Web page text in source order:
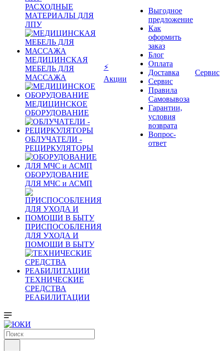
РАСХОДНЫЕ
МАТЕРИАЛЫ ДЛЯ
ЛПУ
МЕДИЦИНСКАЯ
МЕБЕЛЬ ДЛЯ
МАССАЖА
МЕДИЦИНСКОЕ
ОБОРУДОВАНИЕ
ОБЛУЧАТЕЛИ -
РЕЦИРКУЛЯТОРЫ
ОБОРУДОВАНИЕ
ДЛЯ МЧС и АСМП
ПРИСПОСОБЛЕНИЯ
ДЛЯ УХОДА И
ПОМОЩИ В БЫТУ
ТЕХНИЧЕСКИЕ
СРЕДСТВА
РЕАБИЛИТАЦИИ
⚡
Акции
Выгодное
предложение
Как
оформить
заказ
Блог
Оплата
Доставка
Сервис
Правила
Самовывоза
Гарантии,
условия
возврата
Вопрос-
ответ
Сервис